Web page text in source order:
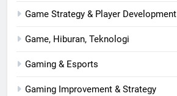
Game Strategy & Player Development
Game, Hiburan, Teknologi
Gaming & Esports
Gaming Improvement & Strategy